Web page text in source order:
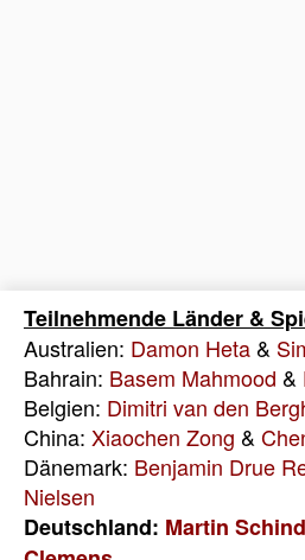
Teilnehmende Länder &
Australien: Damon Heta &
Bahrain: Basem Mahmood &
Belgien: Dimitri van den
China: Xiaochen Zong &
Dänemark: Benjamin Drue
Nielsen
Deutschland: Martin